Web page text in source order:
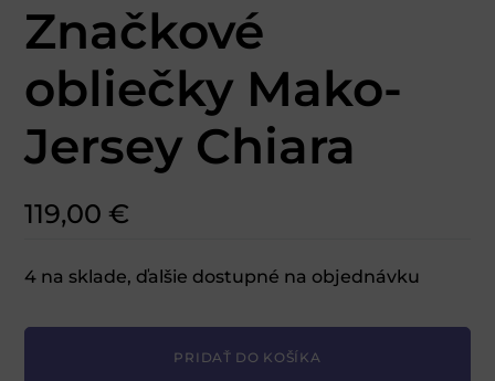
Značkové
obliečky Mako-
Jersey Chiara
119,00 €
4 na sklade, ďalšie dostupné na objednávku
PRIDAŤ DO KOŠÍKA
A